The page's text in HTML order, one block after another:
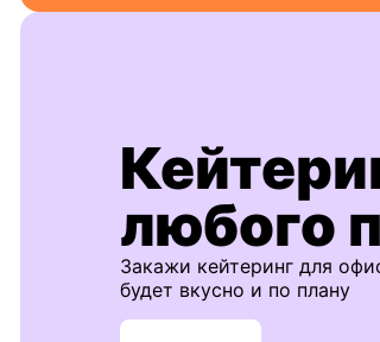
любого
Закажи кейтеринг для
будет вкусно и по плану